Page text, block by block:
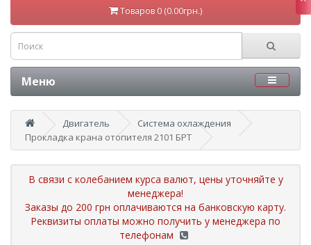
Товаров 0 (0.00грн.)
Меню
Двигатель
Система охлаждения
Прокладка крана отопителя 2101 БРТ
В связи с колебанием курса валют, цены уточняйте у
менеджера!
Заказы до 200 грн оплачиваются на банковскую карту.
Реквизиты оплаты можно получить у менеджера по
телефонам